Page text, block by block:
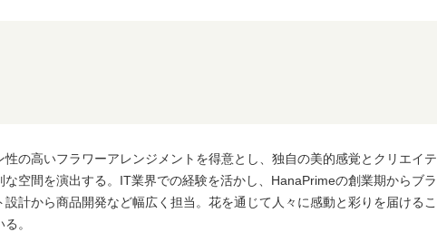
性の高いフラワーアレンジメントを得意とし、独自の美的感覚とクリエイテ
な空間を演出する。IT業界での経験を活かし、HanaPrimeの創業期からブラ
設計から商品開発など幅広く担当。花を通じて人々に感動と彩りを届けるこ
。